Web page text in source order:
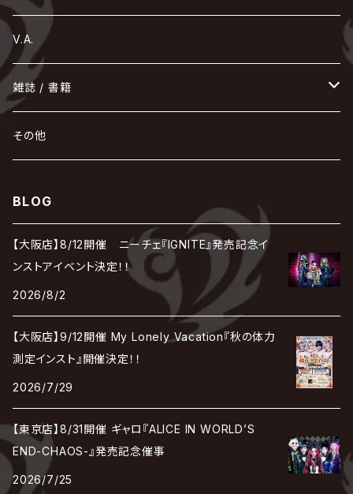
Ashmaze.
甘い暴力
天照
umbrella
168 / 葵-168-
GOTCHAROCKA
蛾と蝶
KAMIJO
cali≠gari
河村隆一
KIRITO / キリト
己龍
GREN / グレン
黒夢
CONTRASTZ
XANVALA
Sick²
ジグソウ
シド
JAKIGAN MEISTER
Chanty
Janne Da Arc
sugar
Jupiter
JILUKA
sukekiyo
SCAPEGOAT
SPLENDID GOD GIRAFFE
SLAPSLY / CHIYU
DADAROMA
逹瑯
DAVID / SUI / 縁
DARRELL
DaizyStripper
D'ESPAIRSRAY
DEXCORE
DEZERT
deadman
DEVILOOF
DuelJewel
D'ERLANGER
Tourbillon
Dawnman
NEVERLAND
NoGoD
NOCTURNAL BLOODLUST
BugLug
HAZUKI / 葉月
薔薇の宮殿
BAROQUE
vistlip
HIDE-ZOU
Fatüm
FANTASTIC◇CIRCUS
Blu-BiLLioN
BULL FIELD
BREAKERZ
BLAZE
BabyKingdom
THE BEETHOVEN
The Benjamin
ほ
POIDOL
HOLLOWGRAM
マガツノート
machine
マツタケワークス
THE MADNA
MAMA.
まみれた / MAMIRETA
MALICE MIZER
ミスイ
mitsu
MUCC / ムック
め
メトロノーム
MERRY / メリー
も
THE MORTAL
最上川司
YUKIYA / 藤田幸也
ユナイト
よ
rice
Rides In ReVellion
LAB.THE BASEMENT / ラボ ザ ベヰスメント
り
Leetspeak monsters
Ricky
LIBRAVEL / リブラヴェル
Lill
RE:INa
る
Ruiza
LUNA SEA
れ
the Raid.
REIGN
RAZOR
LSN / The LEGENDARY SIX NINE
Rorschach.inc
ロマン急行
わ
wyse
我が為
V.A.
雑誌 / 書籍
hévn
その他
BLOG
【大阪店】8/12開催 ニーチェ『IGNITE』発売記念イ
ンストアイベント決定！！
2026/8/2
【大阪店】9/12開催 My Lonely Vacation『秋の体力
測定インスト』開催決定！！
2026/7/29
【東京店】8/31開催 ギャロ『ALICE IN WORLD’S
END-CHAOS-』発売記念催事
2026/7/25